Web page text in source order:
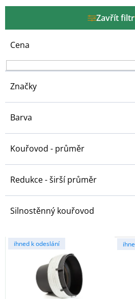
k
t
Zavřít filtr
Cena
Značky
Barva
Kouřovod - průměr
Redukce - širší průměr
Silnostěnný kouřovod
V
ý
ihned k odeslání